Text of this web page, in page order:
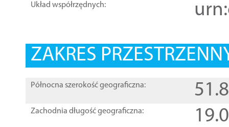
Układ współrzędnych:
ZAKRES
Północna szerokość geograficzna:
Zachodnia długość geograficzna: